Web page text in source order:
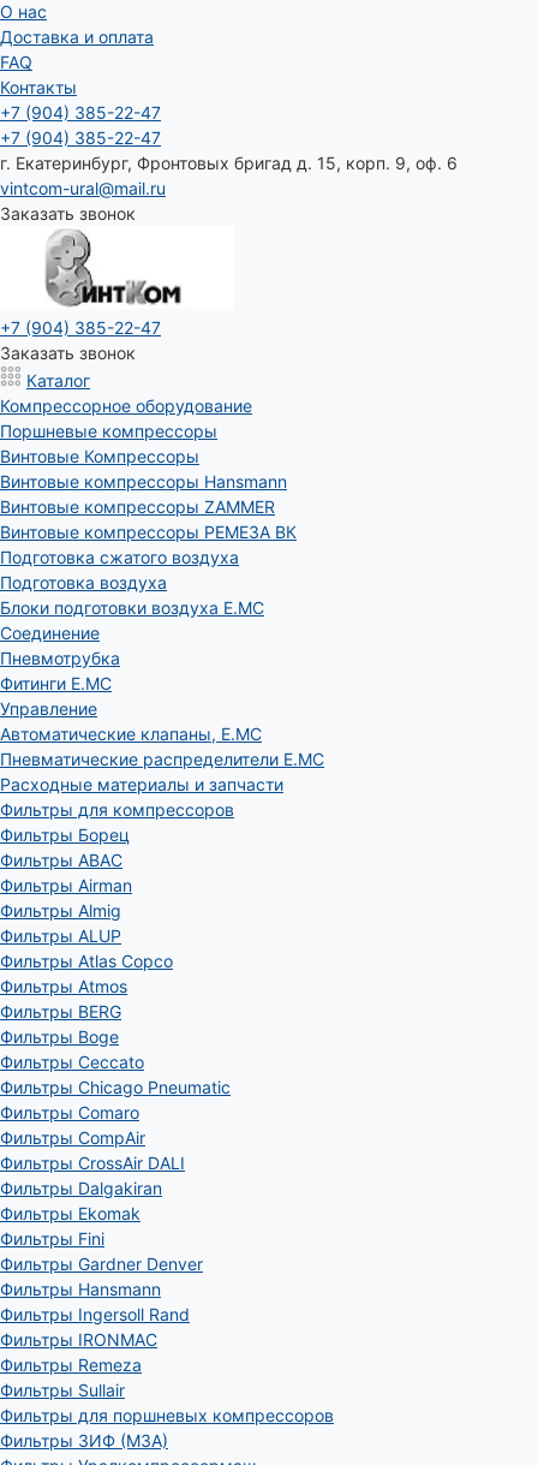
О нас
Доставка и оплата
FAQ
Контакты
+7 (904) 385-22-47
+7 (904) 385-22-47
г. Екатеринбург, Фронтовых бригад д. 15, корп. 9, оф. 6
vintcom-ural@mail.ru
Заказать звонок
+7 (904) 385-22-47
Заказать звонок
Каталог
Компрессорное оборудование
Поршневые компрессоры
Винтовые Компрессоры
Винтовые компрессоры Hansmann
Винтовые компрессоры ZAMMER
Винтовые компрессоры РЕМЕЗА ВК
Подготовка сжатого воздуха
Подготовка воздуха
Блоки подготовки воздуха E.MC
Соединение
Пневмотрубка
Фитинги E.MC
Управление
Автоматические клапаны, Е.МС
Пневматические распределители E.MC
Расходные материалы и запчасти
Фильтры для компрессоров
Фильтры Борец
Фильтры ABAC
Фильтры Airman
Фильтры Almig
Фильтры ALUP
Фильтры Atlas Copco
Фильтры Atmos
Фильтры BERG
Фильтры Boge
Фильтры Ceccato
Фильтры Chicago Pneumatic
Фильтры Comaro
Фильтры CompAir
Фильтры CrossAir DALI
Фильтры Dalgakiran
Фильтры Ekomak
Фильтры Fini
Фильтры Gardner Denver
Фильтры Hansmann
Фильтры Ingersoll Rand
Фильтры IRONMAC
Фильтры Remeza
Фильтры Sullair
Фильтры для поршневых компрессоров
Фильтры ЗИФ (МЗА)